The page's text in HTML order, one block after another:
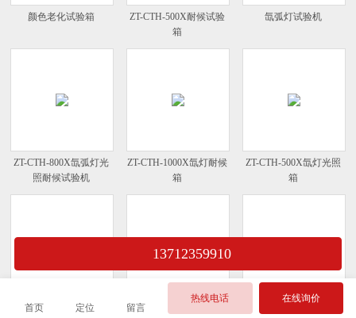
颜色老化试验箱
ZT-CTH-500X耐候试验
箱
氙弧灯试验机
ZT-CTH-800X氙弧灯光
照耐候试验机
ZT-CTH-1000X氙灯耐候
箱
ZT-CTH-500X氙灯光照
箱
ZT-CTH-200X氙灯老化
ZT-CTH-150X氙灯实验
13712359910
首页 定位 留言
热线电话 在线询价